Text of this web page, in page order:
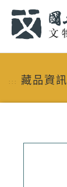
::: 藏品資訊